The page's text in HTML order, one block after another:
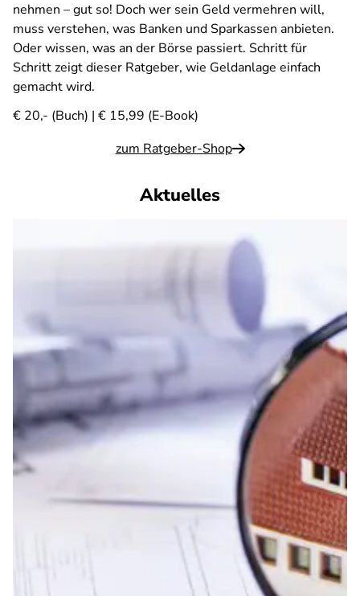
nehmen – gut so! Doch wer sein Geld vermehren will,
muss verstehen, was Banken und Sparkassen anbieten.
Oder wissen, was an der Börse passiert. Schritt für
Schritt zeigt dieser Ratgeber, wie Geldanlage einfach
gemacht wird.
€ 20,- (Buch) | € 15,99 (E-Book)
zum Ratgeber-Shop
Aktuelles